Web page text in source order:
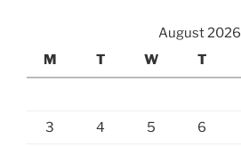
August 2026
M
T W T
3 4 5 6